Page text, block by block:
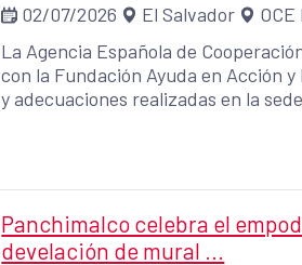
02/07/2026 El Salvador
La Agencia Española de
con la Fundación Ayuda en Acción
y adecuaciones realizadas en la
Panchimalco celebra el
develación de mural ...